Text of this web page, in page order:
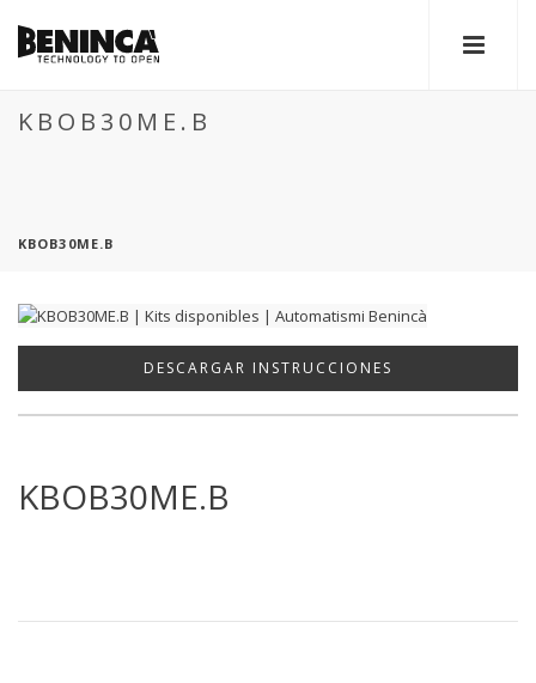
KBOB30ME.B
KBOB30ME.B
DESCARGAR INSTRUCCIONES
KBOB30ME.B